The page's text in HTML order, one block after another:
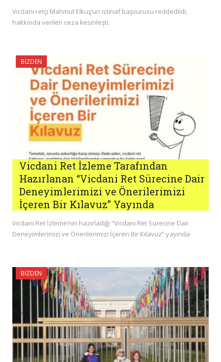
Vicdani retçi Mahmut Elkuş’un istinaf başvurusu reddedildi,
hakkında verilen ceza kesinleşti.
BIZDEN
Vicdani Ret İzleme Tarafından
Hazırlanan “Vicdani Ret Sürecine Dair
Deneyimlerimizi ve Önerilerimizi
İçeren Bir Kılavuz” Yayında
Vicdani Ret İzleme’nin hazırladığı “Vicdani Ret Sürecine Dair
Deneyimlerimizi ve Önerilerimizi İçeren Bir Kılavuz” yayında
BIZDEN